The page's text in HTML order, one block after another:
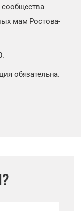
мам Ростова-
обязательна.